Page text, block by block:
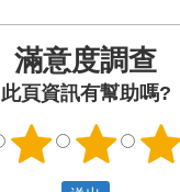
滿意度調查
此頁資訊有幫助嗎?